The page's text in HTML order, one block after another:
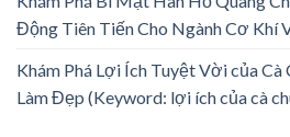
Động Tiên Tiến Cho Ngành Cơ Khí
Khám Phá Lợi Ích Tuyệt Vời của Cà
Làm Đẹp (Keyword: lợi ích của cà